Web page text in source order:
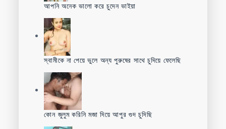
আপনি অনেক ভালো করে চুদেন ভাইয়া
স্বামীকে না পেয়ে ভুলে অন্য পুরুষের সাথে চুদিয়ে ফেলেছি
কোন জুলুম করিনি মজা দিয়ে আপুর গুদ চুদিছি